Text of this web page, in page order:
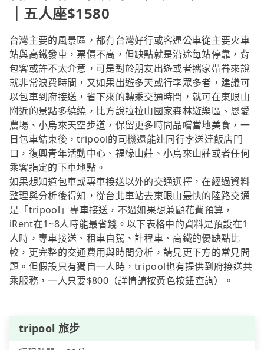
｜五人座$1580
台灣主要的風景區，都有台灣好行或客運公車從主要火車
站與高鐵發車，票價不高，但缺點就是沿途每站停靠，背
包客或許不太介意，可是對於朋友出遊或者攜家帶眷來說
就非常浪費時間，又如果出遊多天或行李眾多者，建議可
以包車到府接送，省下來的轉乘交通時間，就可在東眼山
附近的景點多繞繞，比方說拉拉山國家森林遊樂區、恩愛
農場、小烏來天空步道，保留更多時間品嚐當地美食，一
日包車結束後，tripool的司機還能連同行李送達飯店門
口，復興青年活動中心、福緣山莊、小烏來山莊或者任何
乘客指定的下車地點。
如果想知道包車或專車接送以外的交通選擇，在經過資料
整理與分析後得知，從台北車站去東眼山最快的陸路交通
是「tripool」專車接送，不過如果想兼顧花費預算，
iRent在1~8人時能最省錢。以下表格中的資料是預設在1
人時，專車接送、租車自駕、計程車、高鐵的優缺點比
較，更完整的交通費用與時間分析，請見更下方的常見問
題。但假設只有獨自一人時，tripool也有提供到府接送共
乘服務，一人只要$800（詳情請按黃色按鈕查詢）。
tripool 旅步